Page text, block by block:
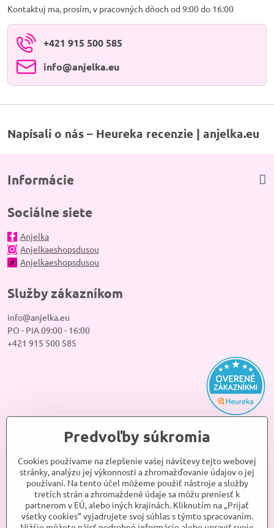
Kontaktuj ma, prosím, v pracovných dňoch od 9:00 do 16:00
+421 915 500 585
info​@anjelka​.eu
Napísali o nás – Heureka recenzie | anjelka.eu
Informácie
Sociálne siete
Anjelka
Anjelkaeshopsdusou
Anjelkaeshopsdusou
Služby zákazníkom
info@anjelka.eu
PO - PIA 09:00 - 16:00
+421 915 500 585
Predvoľby súkromia
Cookies používame na zlepšenie vašej návštevy tejto webovej
stránky, analýzu jej výkonnosti a zhromažďovanie údajov o jej
používaní. Na tento účel môžeme použiť nástroje a služby
tretích strán a zhromaždené údaje sa môžu preniesť k
partnerom v EÚ, alebo iných krajinách. Kliknutím na „Prijať
všetky cookies“ vyjadrujete svoj súhlas s týmto spracovaním.